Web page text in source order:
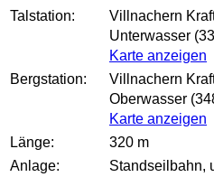
Talstation:
Villnachern
Unterwasser
Karte anzeigen
Bergstation:
Villnachern
Oberwasser
Karte anzeigen
Länge:
320 m
Anlage:
Standseilbahn,